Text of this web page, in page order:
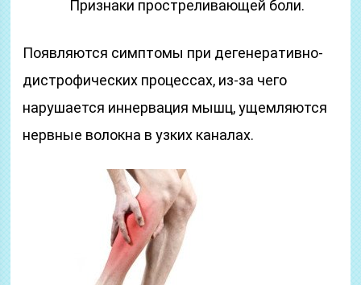
Признаки простреливающей боли.
Появляются симптомы при дегенеративно-
дистрофических процессах, из-за чего
нарушается иннервация мышц, ущемляются
нервные волокна в узких каналах.